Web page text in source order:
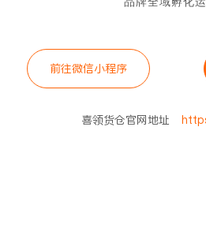
前往微信小程序
喜领货仓官网地址